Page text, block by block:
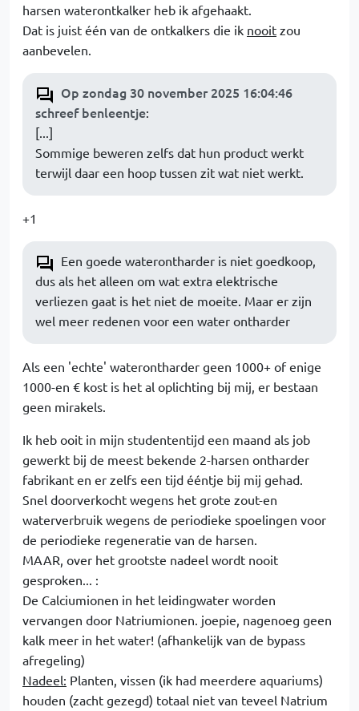
harsen waterontkalker heb ik afgehaakt.
Dat is juist één van de ontkalkers die ik nooit zou
aanbevelen.
Op zondag 30 november 2025 16:04:46
schreef benleentje:
[...]
Sommige beweren zelfs dat hun product werkt
terwijl daar een hoop tussen zit wat niet werkt.
+1
Een goede waterontharder is niet goedkoop,
dus als het alleen om wat extra elektrische
verliezen gaat is het niet de moeite. Maar er zijn
wel meer redenen voor een water ontharder
Als een 'echte' waterontharder geen 1000+ of enige
1000-en € kost is het al oplichting bij mij, er bestaan
geen mirakels.
Ik heb ooit in mijn studententijd een maand als job
gewerkt bij de meest bekende 2-harsen ontharder
fabrikant en er zelfs een tijd ééntje bij mij gehad.
Snel doorverkocht wegens het grote zout-en
waterverbruik wegens de periodieke spoelingen voor
de periodieke regeneratie van de harsen.
MAAR, over het grootste nadeel wordt nooit
gesproken... :
De Calciumionen in het leidingwater worden
vervangen door Natriumionen. joepie, nagenoeg geen
kalk meer in het water! (afhankelijk van de bypass
afregeling)
Nadeel: Planten, vissen (ik had meerdere aquariums)
houden (zacht gezegd) totaal niet van teveel Natrium